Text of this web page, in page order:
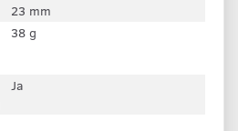
23 mm
38 g
Ja